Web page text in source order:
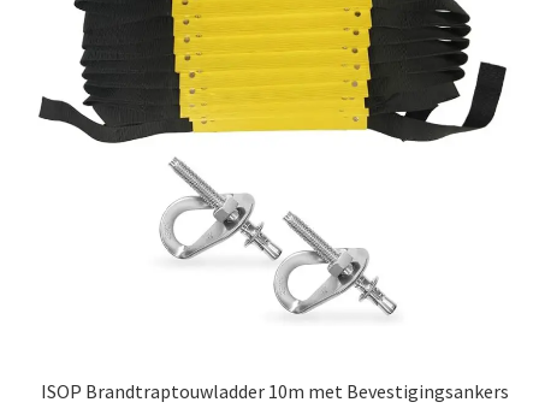
ISOP Brandtraptouwladder 10m met Bevestigingsankers